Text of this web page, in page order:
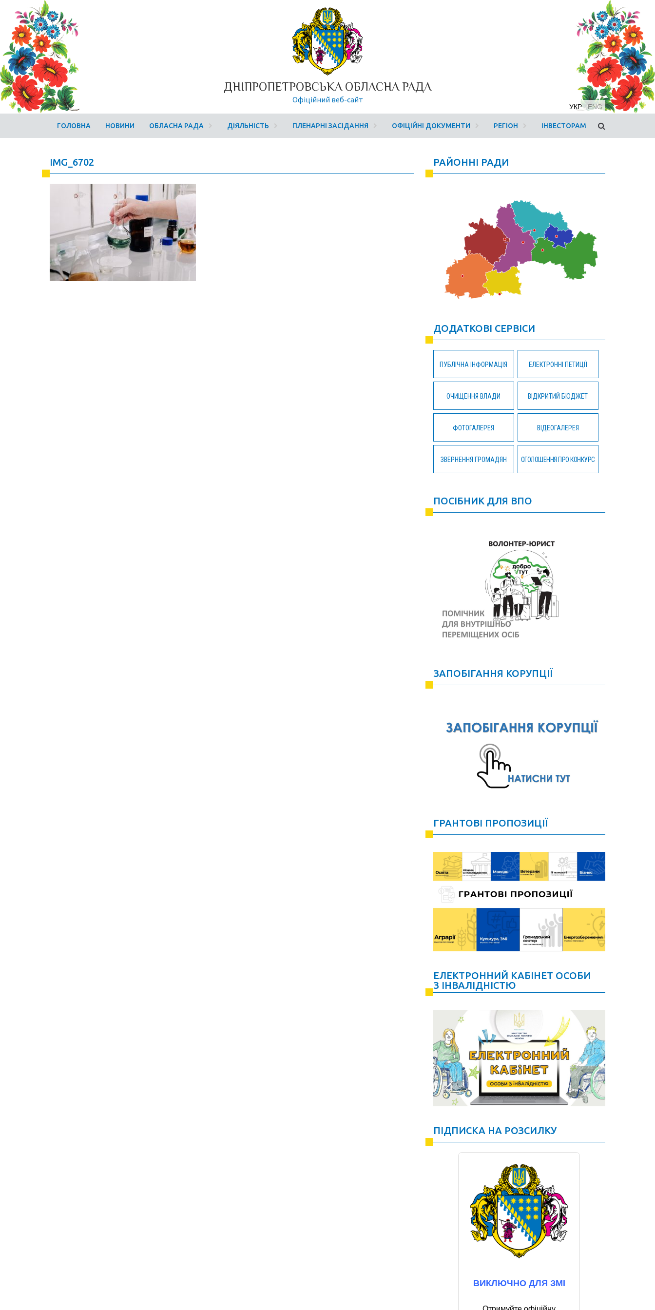
ДНІПРОПЕТРОВСЬКА ОБЛАСНА РАДА
Офіційний веб-сайт
УКР ENG
ГОЛОВНА НОВИНИ ОБЛАСНА РАДА ДІЯЛЬНІСТЬ ПЛЕНАРНІ ЗАСІДАННЯ ОФІЦІЙНІ ДОКУМЕНТИ РЕГІОН ІНВЕСТОРАМ
IMG_6702 РАЙОННІ РАДИ
ДОДАТКОВІ СЕРВІСИ
ПУБЛІЧНА ІНФОРМАЦІЯ ЕЛЕКТРОННІ ПЕТИЦІЇ
ОЧИЩЕННЯ ВЛАДИ ВІДКРИТИЙ БЮДЖЕТ
ФОТОГАЛЕРЕЯ ВІДЕОГАЛЕРЕЯ
ЗВЕРНЕННЯ ГРОМАДЯН ОГОЛОШЕННЯ ПРО КОНКУРС
ПОСІБНИК ДЛЯ ВПО
ЗАПОБІГАННЯ КОРУПЦІЇ
ГРАНТОВІ ПРОПОЗИЦІЇ
ЕЛЕКТРОННИЙ КАБІНЕТ ОСОБИ
З ІНВАЛІДНІСТЮ
ПІДПИСКА НА РОЗСИЛКУ
ВИКЛЮЧНО ДЛЯ ЗМІ